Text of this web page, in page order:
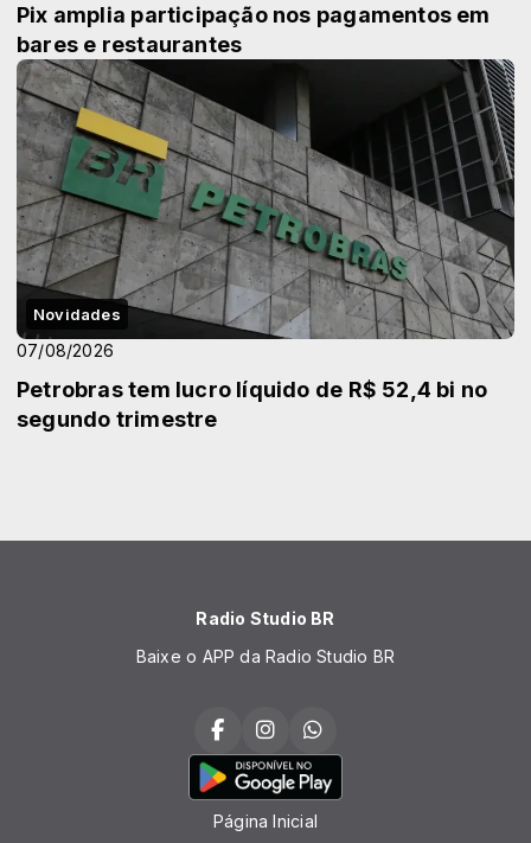
Pix amplia participação nos pagamentos em
bares e restaurantes
Novidades
07/08/2026
Petrobras tem lucro líquido de R$ 52,4 bi no
segundo trimestre
Radio Studio BR
Baixe o APP da Radio Studio BR
Página Inicial